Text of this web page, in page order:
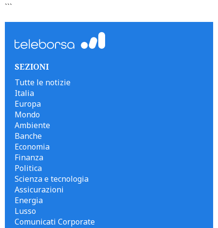
```
SEZIONI
Tutte le notizie
Italia
Europa
Mondo
Ambiente
Banche
Economia
Finanza
Politica
Scienza e tecnologia
Assicurazioni
Energia
Lusso
Comunicati Corporate